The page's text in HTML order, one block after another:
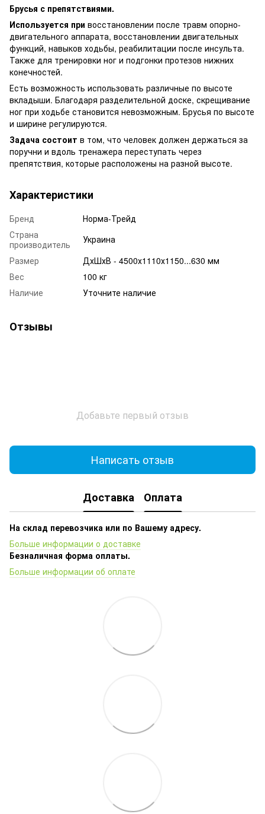
Брусья с препятствиями.
Используется при восстановлении после травм опорно-
двигательного аппарата, восстановлении двигательных
функций, навыков ходьбы, реабилитации после инсульта.
Также для тренировки ног и подгонки протезов нижних
конечностей.
Есть возможность использовать различные по высоте
вкладыши. Благодаря разделительной доске, скрещивание
ног при ходьбе становится невозможным. Брусья по высоте
и ширине регулируются.
Задача состоит в том, что человек должен держаться за
поручни и вдоль тренажера переступать через
препятствия, которые расположены на разной высоте.
Характеристики
Бренд
Норма-Трейд
Страна
производитель
Украина
Размер
ДхШхВ - 4500х1110х1150...630 мм
Вес
100 кг
Наличие
Уточните наличие
Отзывы
Добавьте первый отзыв
Написать отзыв
Доставка Оплата
На склад перевозчика или по Вашему адресу.
Больше информации о доставке
Безналичная форма оплаты.
Больше информации об оплате